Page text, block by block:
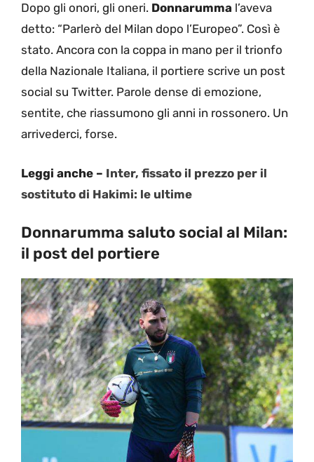
Dopo gli onori, gli oneri. Donnarumma l’aveva
detto: “Parlerò del Milan dopo l’Europeo”. Così è
stato. Ancora con la coppa in mano per il trionfo
della Nazionale Italiana, il portiere scrive un post
social su Twitter. Parole dense di emozione,
sentite, che riassumono gli anni in rossonero. Un
arrivederci, forse.
Leggi anche – Inter, fissato il prezzo per il
sostituto di Hakimi: le ultime
Donnarumma saluto social al Milan:
il post del portiere